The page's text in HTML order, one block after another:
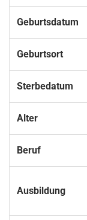
Geburtsdatum
Geburtsort
Sterbedatum
Alter
Beruf
Ausbildung